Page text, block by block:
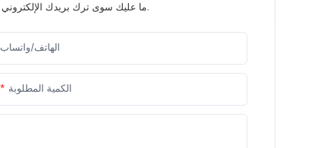
ما عليك سوى ترك بريدك الإلكتروني أو رقم هاتفك في نموذج الاتصال حتى نتمكن من إرسال عرض أسعار مجاني لمجموعة واسعة من التصاميم لدينا.
الهاتف/واتساب
الكمية المطلوبة